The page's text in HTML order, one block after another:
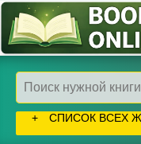
СПИСОК ВСЕХ